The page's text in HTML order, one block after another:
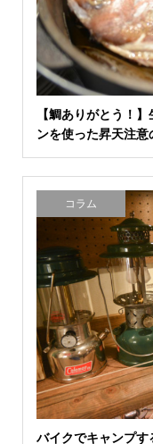
【鯛ありがとう！
ンを使った昇天注意
コラム
バイクでキャンプ